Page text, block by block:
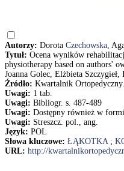
Autorzy: Dorota Czechowska,
Tytuł: Ocena wyników
physiotherapy based on authors'
Joanna Golec, Elżbieta Szczygieł,
Źródło: Kwartalnik
Uwagi: 1 tab.
Uwagi: Bibliogr. s. 487-489
Uwagi: Dostępny również w
Uwagi: Streszcz. pol., ang.
Język: POL
Słowa kluczowe: ŁĄKOTKA;
URL: http://